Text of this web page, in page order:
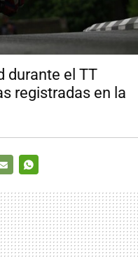
durante el TT
registradas en la